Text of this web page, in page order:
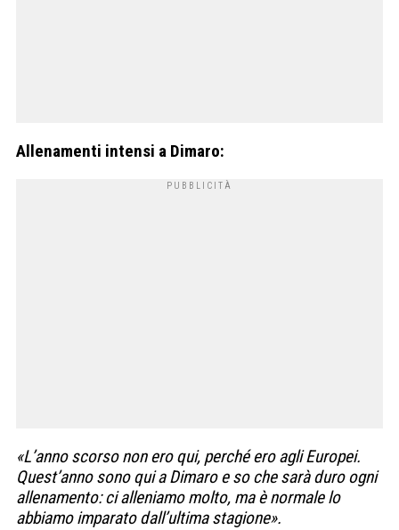
Allenamenti intensi a Dimaro:
«L’anno scorso non ero qui, perché ero agli Europei.
Quest’anno sono qui a Dimaro e so che sarà duro ogni
allenamento: ci alleniamo molto, ma è normale lo
abbiamo imparato dall’ultima stagione».